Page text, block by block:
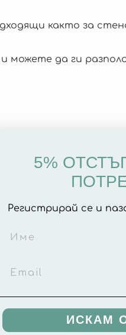
както за
можете да ги
5%
Регистрирай се и
ИСКАМ